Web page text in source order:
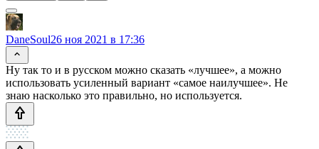
DaneSoul26 ноя 2021 в 17:36
Ну так то и в русском можно сказать «лучшее», а можно
использовать усиленный вариант «самое наилучшее». Не
знаю насколько это правильно, но используется.